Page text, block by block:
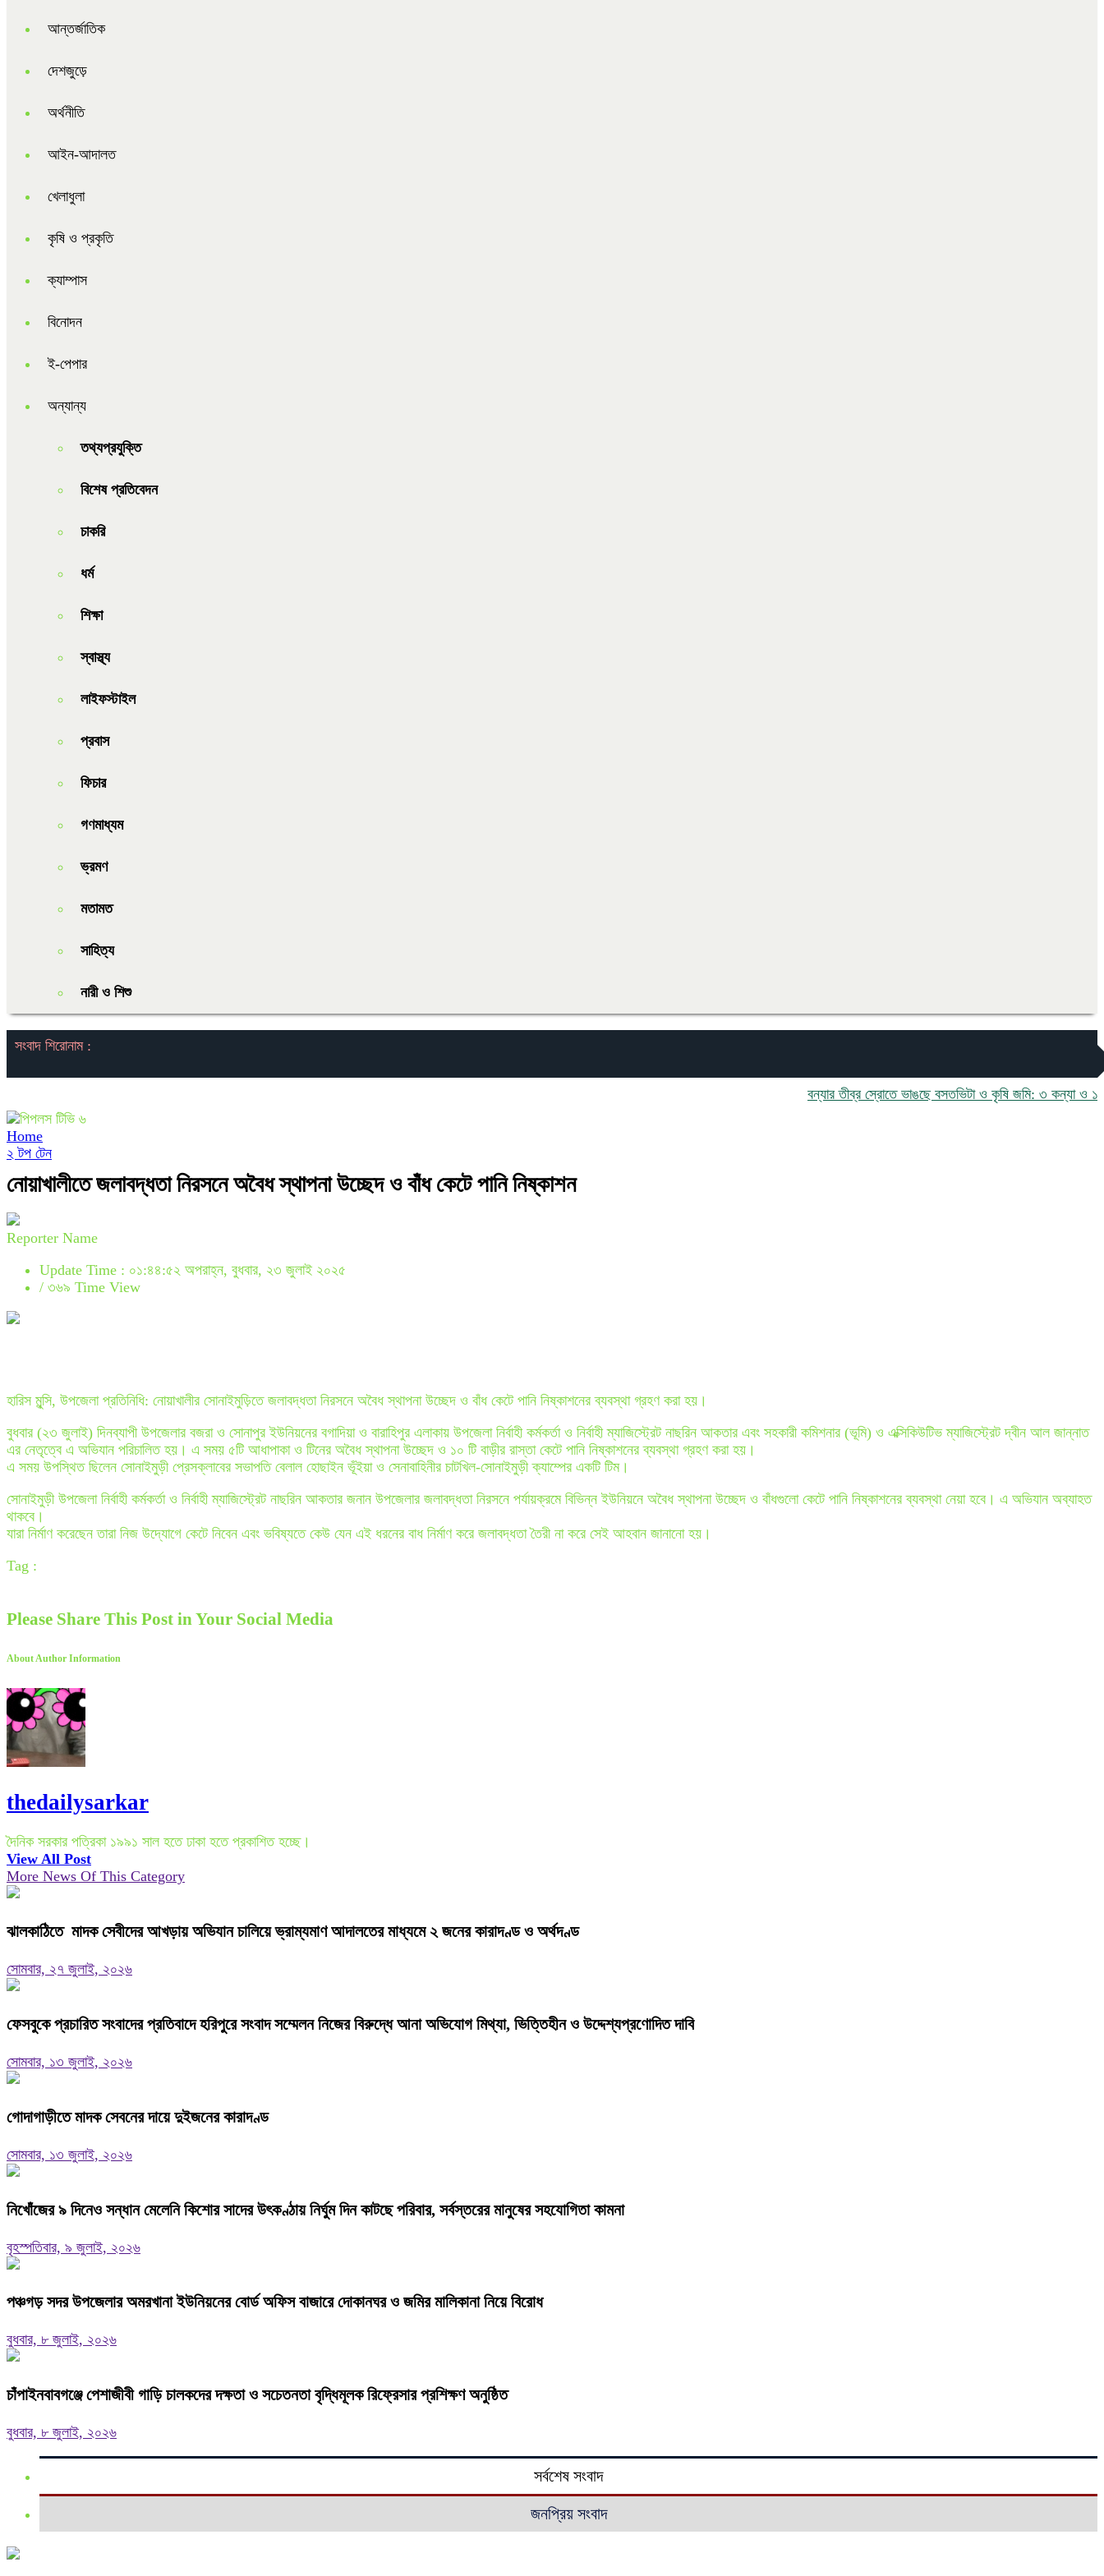
আন্তর্জাতিক
দেশজুড়ে
অর্থনীতি
আইন-আদালত
খেলাধুলা
কৃষি ও প্রকৃতি
ক্যাম্পাস
বিনোদন
ই-পেপার
অন্যান্য
তথ্যপ্রযুক্তি
বিশেষ প্রতিবেদন
চাকরি
ধর্ম
শিক্ষা
স্বাস্থ্য
লাইফস্টাইল
প্রবাস
ফিচার
গণমাধ্যম
ভ্রমণ
মতামত
সাহিত্য
নারী ও শিশু
সংবাদ শিরোনাম :
বন্যার তীব্র স্রোতে ভাঙছে বসতভিটা ও কৃষি জমি: ৩ কন্যা ও ১ পুত্র
Home
২ টপ টেন
নোয়াখালীতে জলাবদ্ধতা নিরসনে অবৈধ স্থাপনা উচ্ছেদ ও বাঁধ কেটে পানি নিষ্কাশন
Reporter Name
Update Time : ০১:৪৪:৫২ অপরাহ্ন, বুধবার, ২৩ জুলাই ২০২৫
/ ৩৬৯ Time View
হারিস মুন্সি, উপজেলা প্রতিনিধি: নোয়াখালীর সোনাইমুড়িতে জলাবদ্ধতা নিরসনে অবৈধ স্থাপনা উচ্ছেদ ও বাঁধ কেটে পানি নিষ্কাশনের ব্যবস্থা গ্রহণ করা হয়।
বুধবার (২৩ জুলাই) দিনব্যাপী উপজেলার বজরা ও সোনাপুর ইউনিয়নের বগাদিয়া ও বারাহিপুর এলাকায় উপজেলা নির্বাহী কর্মকর্তা ও নির্বাহী ম্যাজিস্ট্রেট নাছরিন আকতার এবং সহকারী কমিশনার (ভূমি) ও এক্সিকিউটিভ ম্যাজিস্ট্রেট দ্বীন আল জান্নাত
এর নেতৃত্বে এ অভিযান পরিচালিত হয়। এ সময় ৫টি আধাপাকা ও টিনের অবৈধ স্থাপনা উচ্ছেদ ও ১০ টি বাড়ীর রাস্তা কেটে পানি নিষ্কাশনের ব্যবস্থা গ্রহণ করা হয়।
এ সময় উপস্থিত ছিলেন সোনাইমুড়ী প্রেসক্লাবের সভাপতি বেলাল হোছাইন ভূঁইয়া ও সেনাবাহিনীর চাটখিল-সোনাইমুড়ী ক্যাম্পের একটি টিম।
সোনাইমুড়ী উপজেলা নির্বাহী কর্মকর্তা ও নির্বাহী ম্যাজিস্ট্রেট নাছরিন আকতার জনান উপজেলার জলাবদ্ধতা নিরসনে পর্যায়ক্রমে বিভিন্ন ইউনিয়নে অবৈধ স্থাপনা উচ্ছেদ ও বাঁধগুলো কেটে পানি নিষ্কাশনের ব্যবস্থা নেয়া হবে। এ অভিযান অব্যাহত
থাকবে।
যারা নির্মাণ করেছেন তারা নিজ উদ্যোগে কেটে নিবেন এবং ভবিষ্যতে কেউ যেন এই ধরনের বাধ নির্মাণ করে জলাবদ্ধতা তৈরী না করে সেই আহবান জানানো হয়।
Tag :
Please Share This Post in Your Social Media
About Author Information
thedailysarkar
দৈনিক সরকার পত্রিকা ১৯৯১ সাল হতে ঢাকা হতে প্রকাশিত হচ্ছে।
View All Post
More News Of This Category
ঝালকাঠিতে মাদক সেবীদের আখড়ায় অভিযান চালিয়ে ভ্রাম্যমাণ আদালতের মাধ্যমে ২ জনের কারাদণ্ড ও অর্থদণ্ড
সোমবার, ২৭ জুলাই, ২০২৬
ফেসবুকে প্রচারিত সংবাদের প্রতিবাদে হরিপুরে সংবাদ সম্মেলন নিজের বিরুদ্ধে আনা অভিযোগ মিথ্যা, ভিত্তিহীন ও উদ্দেশ্যপ্রণোদিত দাবি
সোমবার, ১৩ জুলাই, ২০২৬
গোদাগাড়ীতে মাদক সেবনের দায়ে দুইজনের কারাদণ্ড
সোমবার, ১৩ জুলাই, ২০২৬
নিখোঁজের ৯ দিনেও সন্ধান মেলেনি কিশোর সাদের উৎকণ্ঠায় নির্ঘুম দিন কাটছে পরিবার, সর্বস্তরের মানুষের সহযোগিতা কামনা
বৃহস্পতিবার, ৯ জুলাই, ২০২৬
পঞ্চগড় সদর উপজেলার অমরখানা ইউনিয়নের বোর্ড অফিস বাজারে দোকানঘর ও জমির মালিকানা নিয়ে বিরোধ
বুধবার, ৮ জুলাই, ২০২৬
চাঁপাইনবাবগঞ্জে পেশাজীবী গাড়ি চালকদের দক্ষতা ও সচেতনতা বৃদ্ধিমূলক রিফ্রেসার প্রশিক্ষণ অনুষ্ঠিত
বুধবার, ৮ জুলাই, ২০২৬
সর্বশেষ সংবাদ
জনপ্রিয় সংবাদ